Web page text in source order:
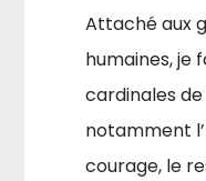
Attaché aux
humaines, je
cardinales
notamment
courage, le